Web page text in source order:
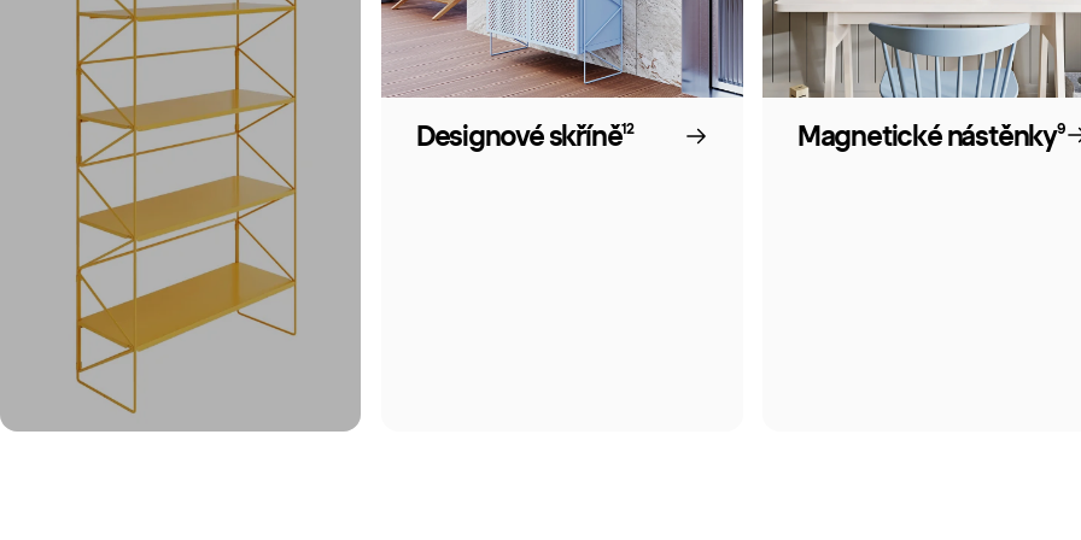
Designové skříně12 Magnetické nástěnky9